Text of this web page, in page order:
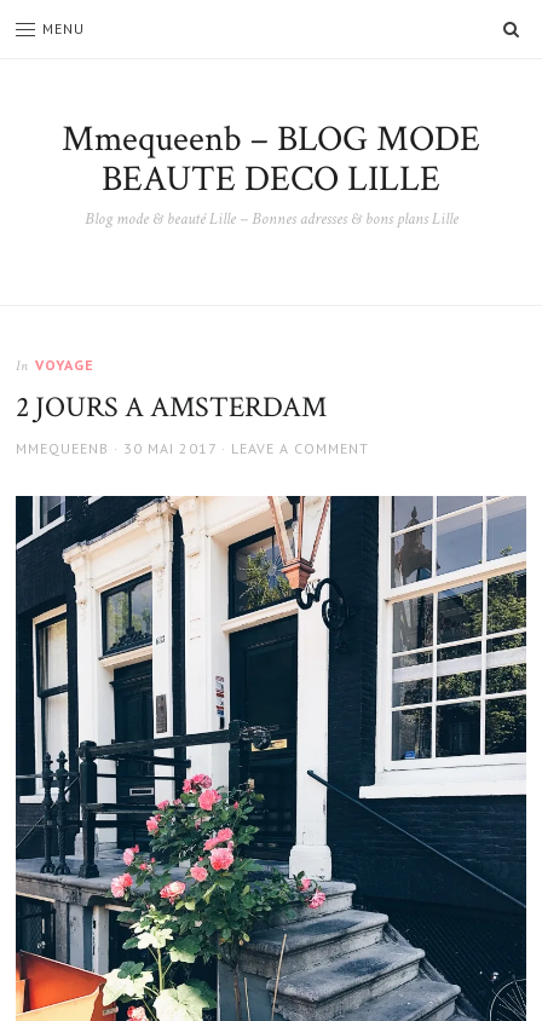
MENU
Mmequeenb – BLOG MODE
BEAUTE DECO LILLE
Blog mode & beauté Lille – Bonnes adresses & bons plans Lille
In VOYAGE
2 JOURS A AMSTERDAM
AUTHOR
MMEQUEENB
POSTED
30 MAI 2017 LEAVE A COMMENT